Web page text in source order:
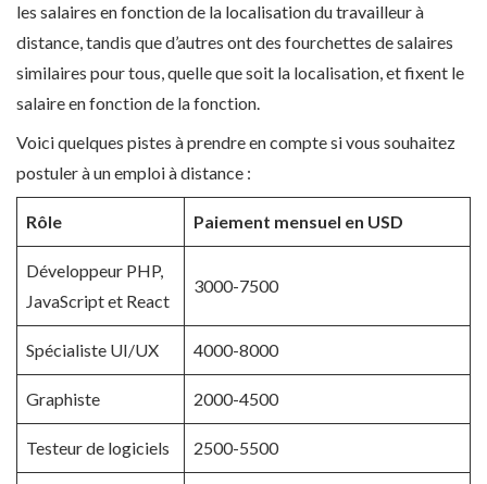
les salaires en fonction de la localisation du travailleur à
distance, tandis que d’autres ont des fourchettes de salaires
similaires pour tous, quelle que soit la localisation, et fixent le
salaire en fonction de la fonction.
Voici quelques pistes à prendre en compte si vous souhaitez
postuler à un emploi à distance :
Rôle Paiement mensuel en USD
Développeur PHP,
JavaScript et React
3000-7500
Spécialiste UI/UX 4000-8000
Graphiste 2000-4500
Testeur de logiciels 2500-5500